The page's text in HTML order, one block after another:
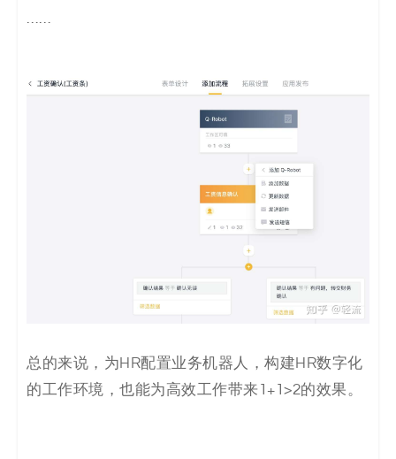
……
总的来说，为HR配置业务机器人，构建HR数字化
的工作环境，也能为高效工作带来1+1>2的效果。